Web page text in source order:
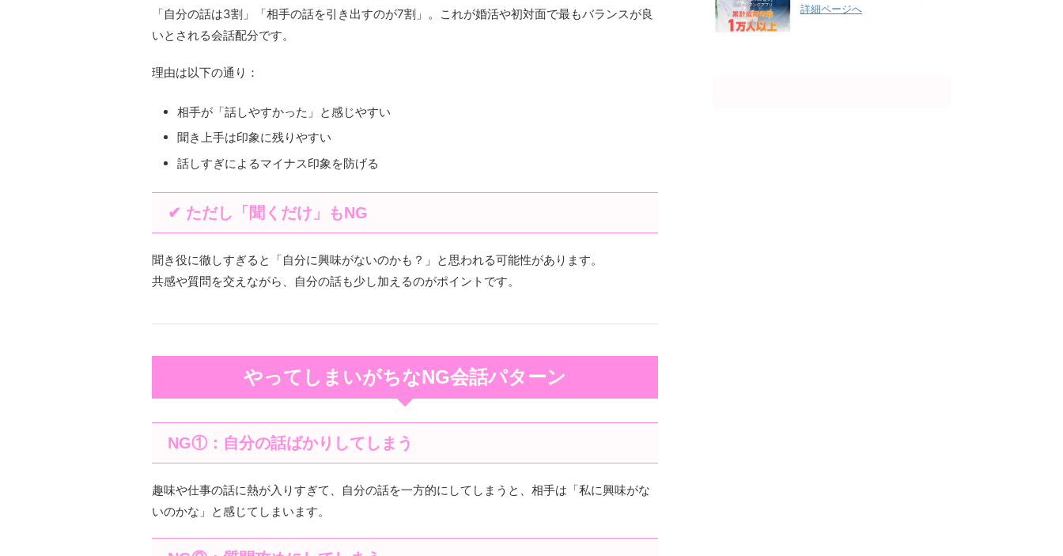
「自分の話は3割」「相手の話を引き出すのが7割」。これが婚活や初対面で最もバランスが良
いとされる会話配分です。
理由は以下の通り：
相手が「話しやすかった」と感じやすい
聞き上手は印象に残りやすい
話しすぎによるマイナス印象を防げる
✔ ただし「聞くだけ」もNG
聞き役に徹しすぎると「自分に興味がないのかも？」と思われる可能性があります。
共感や質問を交えながら、自分の話も少し加えるのがポイントです。
やってしまいがちなNG会話パターン
NG①：自分の話ばかりしてしまう
趣味や仕事の話に熱が入りすぎて、自分の話を一方的にしてしまうと、相手は「私に興味がな
いのかな」と感じてしまいます。
詳細ページへ